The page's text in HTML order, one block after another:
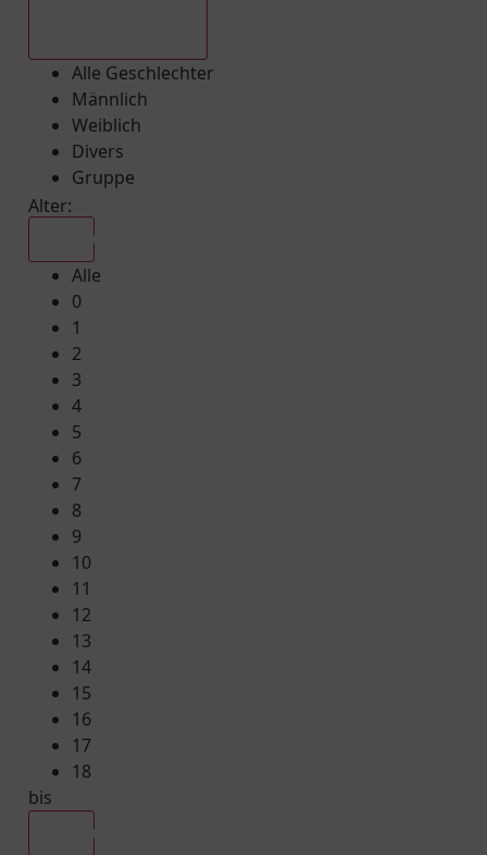
Alle Geschlechter
Männlich
Weiblich
Divers
Gruppe
Alter:
Alle
0
1
2
3
4
5
6
7
8
9
10
11
12
13
14
15
16
17
18
bis